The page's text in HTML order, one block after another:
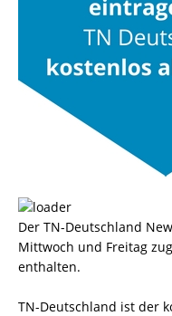
Der TN-Deutschland
Mittwoch und Freitag
enthalten.
TN-Deutschland ist der